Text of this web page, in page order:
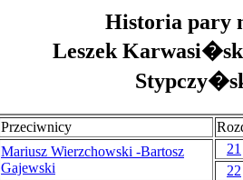
Historia pary
Leszek
Przeciwnicy
Mariusz Wierzchowski -Bartosz
Gajewski
21
22